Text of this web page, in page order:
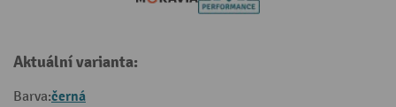
Aktuální varianta:
Barva:černá